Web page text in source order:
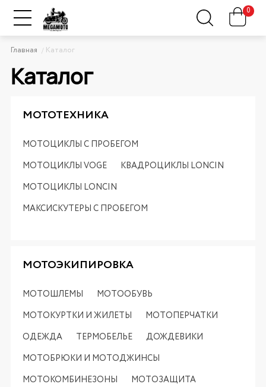
0
Главная Каталог
Каталог
МОТОТЕХНИКА
МОТОЦИКЛЫ С ПРОБЕГОМ
МОТОЦИКЛЫ VOGE
КВАДРОЦИКЛЫ LONCIN
МОТОЦИКЛЫ LONCIN
МАКСИСКУТЕРЫ С ПРОБЕГОМ
МОТОЭКИПИРОВКА
МОТОШЛЕМЫ
МОТООБУВЬ
МОТОКУРТКИ И ЖИЛЕТЫ
МОТОПЕРЧАТКИ
ОДЕЖДА
ТЕРМОБЕЛЬЕ
ДОЖДЕВИКИ
МОТОБРЮКИ И МОТОДЖИНСЫ
МОТОКОМБИНЕЗОНЫ
МОТОЗАЩИТА